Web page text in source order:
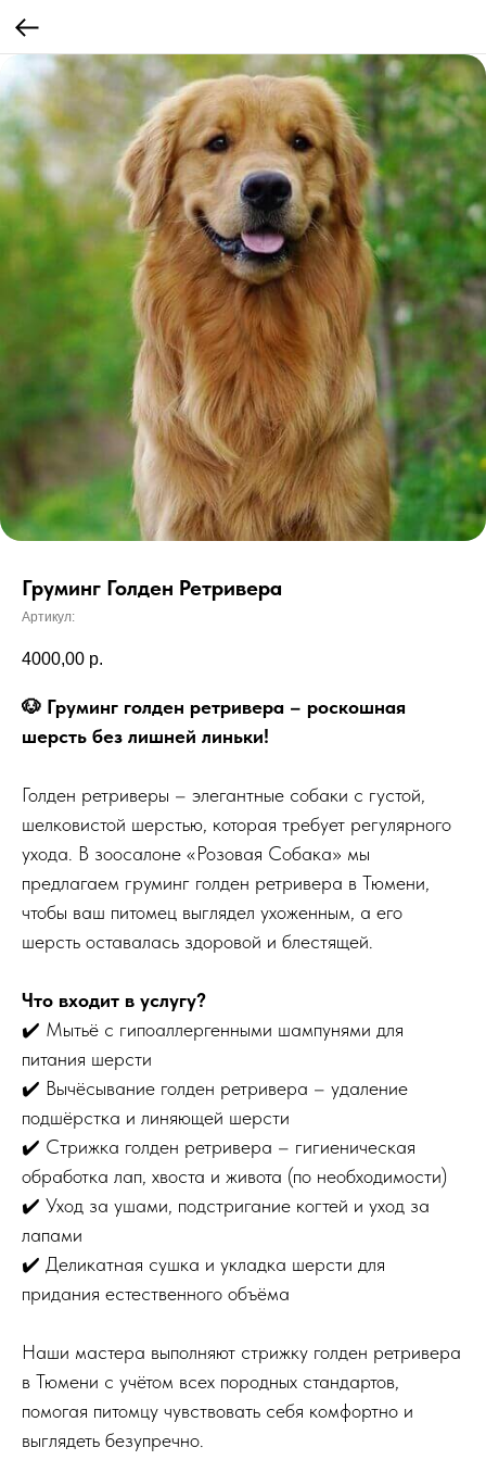
Груминг Голден Ретривера
Артикул:
4000,00 р.
🐶 Груминг голден ретривера – роскошная
шерсть без лишней линьки!
Голден ретриверы – элегантные собаки с густой,
шелковистой шерстью, которая требует регулярного
ухода. В зоосалоне «Розовая Собака» мы
предлагаем груминг голден ретривера в Тюмени,
чтобы ваш питомец выглядел ухоженным, а его
шерсть оставалась здоровой и блестящей.
Что входит в услугу?
✔️ Мытьё с гипоаллергенными шампунями для
питания шерсти
✔️ Вычёсывание голден ретривера – удаление
подшёрстка и линяющей шерсти
✔️ Стрижка голден ретривера – гигиеническая
обработка лап, хвоста и живота (по необходимости)
✔️ Уход за ушами, подстригание когтей и уход за
лапами
✔️ Деликатная сушка и укладка шерсти для
придания естественного объёма
Наши мастера выполняют стрижку голден ретривера
в Тюмени с учётом всех породных стандартов,
помогая питомцу чувствовать себя комфортно и
выглядеть безупречно.